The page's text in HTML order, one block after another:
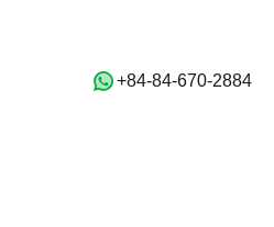
‭+84-84-670-2884‬